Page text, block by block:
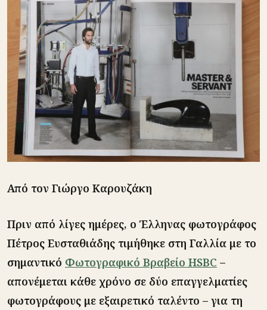
Από τον Γιώργο Καρουζάκη
Πριν από λίγες ημέρες, ο Έλληνας φωτογράφος
Πέτρος Ευσταθιάδης τιμήθηκε στη Γαλλία με το
σημαντικό Φωτογραφικό Βραβείο HSBC –
απονέμεται κάθε χρόνο σε δύο επαγγελματίες
φωτογράφους με εξαιρετικό ταλέντο – για τη